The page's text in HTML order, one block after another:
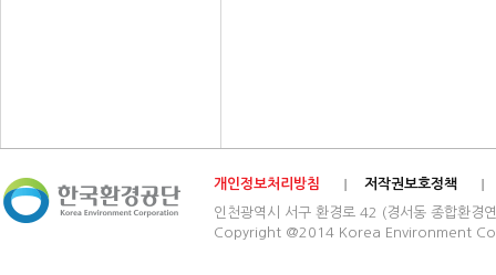
개인정보처리방침
저작권보호정책
인천광역시 서구 환경로 42 (경서동 종합
Copyright @2014 Korea Environment